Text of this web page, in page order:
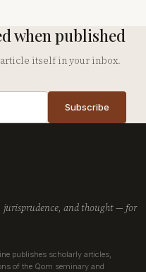
when published
itself in your inbox.
Subscribe
and thought — for
publishes scholarly articles,
of the Qom seminary and